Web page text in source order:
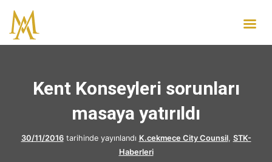
Kent Konseyleri sorunları
masaya yatırıldı
30/11/2016tarihinde yayınlandı K.cekmece City Counsil, STK-
Haberleri